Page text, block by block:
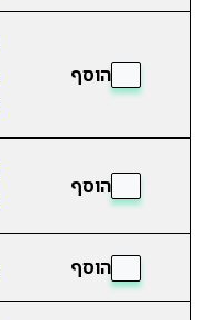
הוסף
הוסף
הוסף